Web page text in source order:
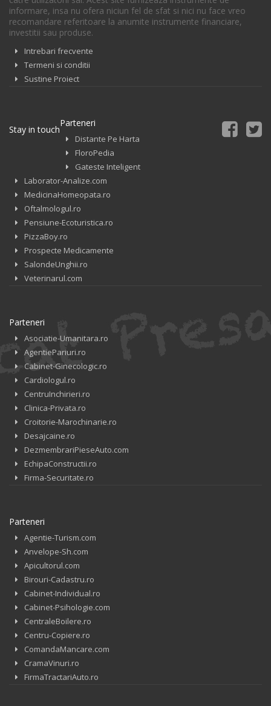
informare, insa nu ofera niciun fel de sfat si nici nu face vreo
recomandare referitoare la anumite instrumente financiare,
investitii sau produse.
Intrebari frecvente
Termeni si conditii
Sustine Proiect
Stay in touch
Parteneri
Distante Pe Harta
FloroPedia
Gateste Inteligent
Laborator-Analize.com
MedicinaHomeopata.ro
Oftalmologul.ro
Pensiune-Ecoturistica.ro
PizzaBoy.ro
Prospecte Medicamente
SalondeUnghii.ro
Veterinarul.com
Parteneri
Asociatie-Umanitara.ro
AgentiePariuri.ro
Cabinet-Ginecologic.ro
Cardiologul.ro
CentruInchirieri.ro
Clinica-Privata.ro
Croitorie-Marochinarie.ro
Desajcaine.ro
DezmembrariPieseAuto.com
EchipaConstructii.ro
Firma-Securitate.ro
Parteneri
Agentie-Turism.com
Anvelope-Sh.com
Apicultorul.com
Birouri-Cadastru.ro
Cabinet-Individual.ro
Cabinet-Psihologie.com
CentraleBoilere.ro
Centru-Copiere.ro
ComandaMancare.com
CramaVinuri.ro
FirmaTractariAuto.ro